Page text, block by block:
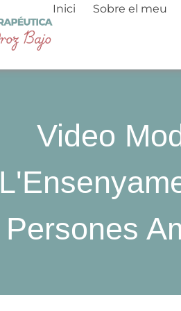
Inici Sobre el meu
Video
Persones